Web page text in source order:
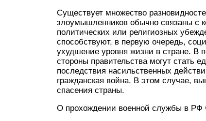
Существует множество
злоумышленников обычно связаны с
политических или религиозных
способствуют, в первую очередь,
ухудшение уровня жизни в стране. В
стороны правительства могут стать
последствия насильственных
гражданская война. В этом случае,
спасения страны.
О прохождении военной службы в РФ